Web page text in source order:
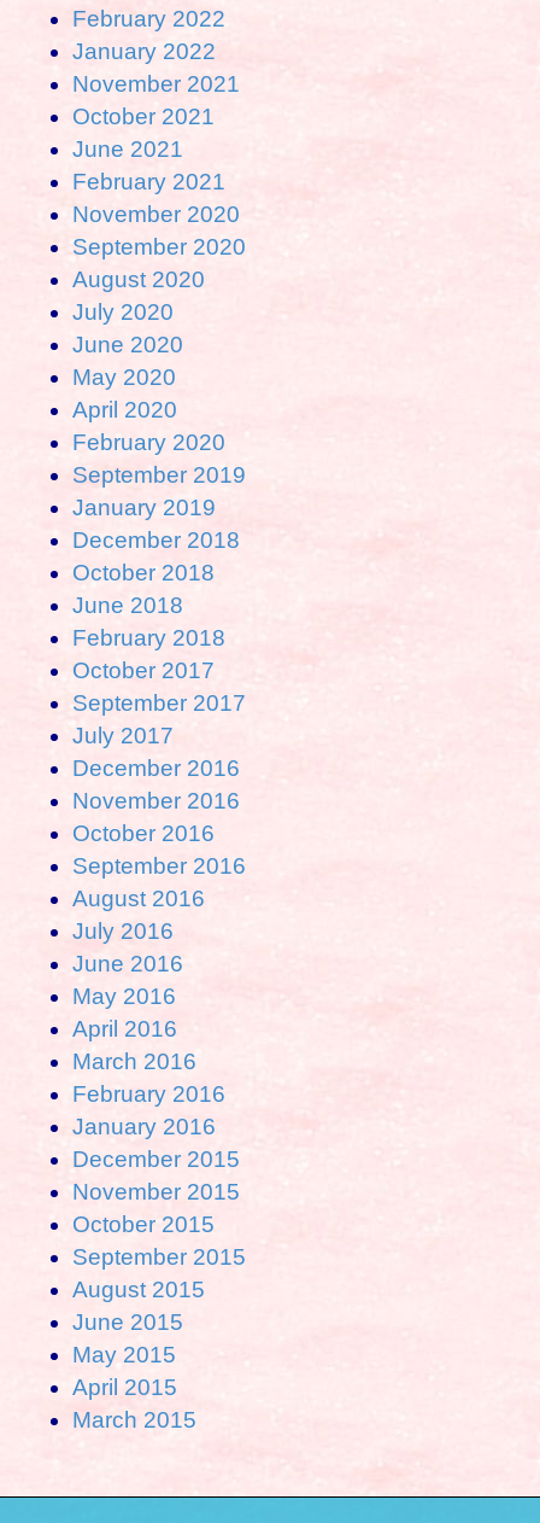
February 2022
January 2022
November 2021
October 2021
June 2021
February 2021
November 2020
September 2020
August 2020
July 2020
June 2020
May 2020
April 2020
February 2020
September 2019
January 2019
December 2018
October 2018
June 2018
February 2018
October 2017
September 2017
July 2017
December 2016
November 2016
October 2016
September 2016
August 2016
July 2016
June 2016
May 2016
April 2016
March 2016
February 2016
January 2016
December 2015
November 2015
October 2015
September 2015
August 2015
June 2015
May 2015
April 2015
March 2015